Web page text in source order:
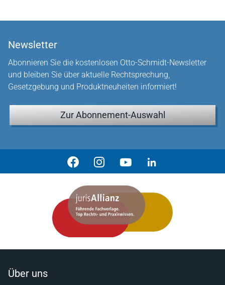
Newsletter
Abonnieren Sie die kostenlosen Otto-Schmidt-Newsletter
und bleiben Sie über aktuelle Rechtsprechung,
Gesetzgebung und Produktneuheiten informiert!
Zur Abonnement-Auswahl
Über uns